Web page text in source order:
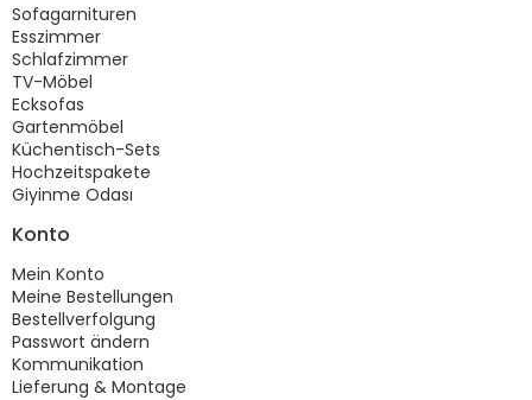
Sofagarnituren
Esszimmer
Schlafzimmer
TV-Möbel
Ecksofas
Gartenmöbel
Küchentisch-Sets
Hochzeitspakete
Giyinme Odası
Konto
Mein Konto
Meine Bestellungen
Bestellverfolgung
Passwort ändern
Kommunikation
Lieferung & Montage